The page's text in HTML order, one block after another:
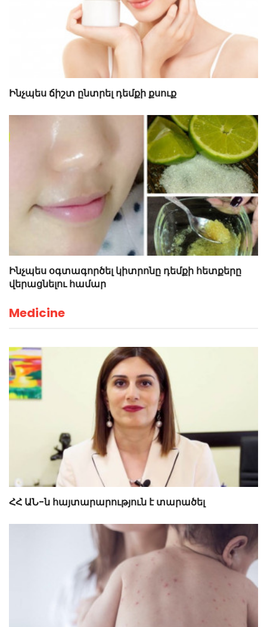
Ինչպես ճիշտ ընտրել դեմքի քսուք
Ինչպես օգտագործել կիտրոնը դեմքի հետքերը
վերացնելու համար
Medicine
ՀՀ ԱՆ-ն հայտարարություն է տարածել